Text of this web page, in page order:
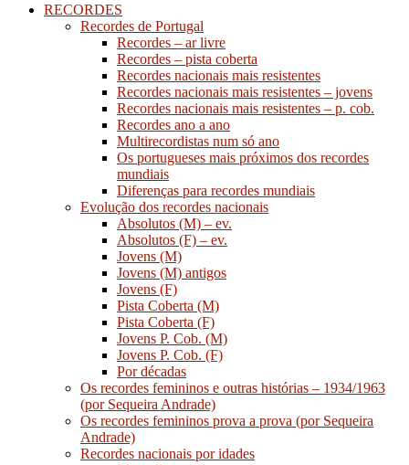
RECORDES
Recordes de Portugal
Recordes – ar livre
Recordes – pista coberta
Recordes nacionais mais resistentes
Recordes nacionais mais resistentes – jovens
Recordes nacionais mais resistentes – p. cob.
Recordes ano a ano
Multirecordistas num só ano
Os portugueses mais próximos dos recordes
mundiais
Diferenças para recordes mundiais
Evolução dos recordes nacionais
Absolutos (M) – ev.
Absolutos (F) – ev.
Jovens (M)
Jovens (M) antigos
Jovens (F)
Pista Coberta (M)
Pista Coberta (F)
Jovens P. Cob. (M)
Jovens P. Cob. (F)
Por décadas
Os recordes femininos e outras histórias – 1934/1963
(por Sequeira Andrade)
Os recordes femininos prova a prova (por Sequeira
Andrade)
Recordes nacionais por idades